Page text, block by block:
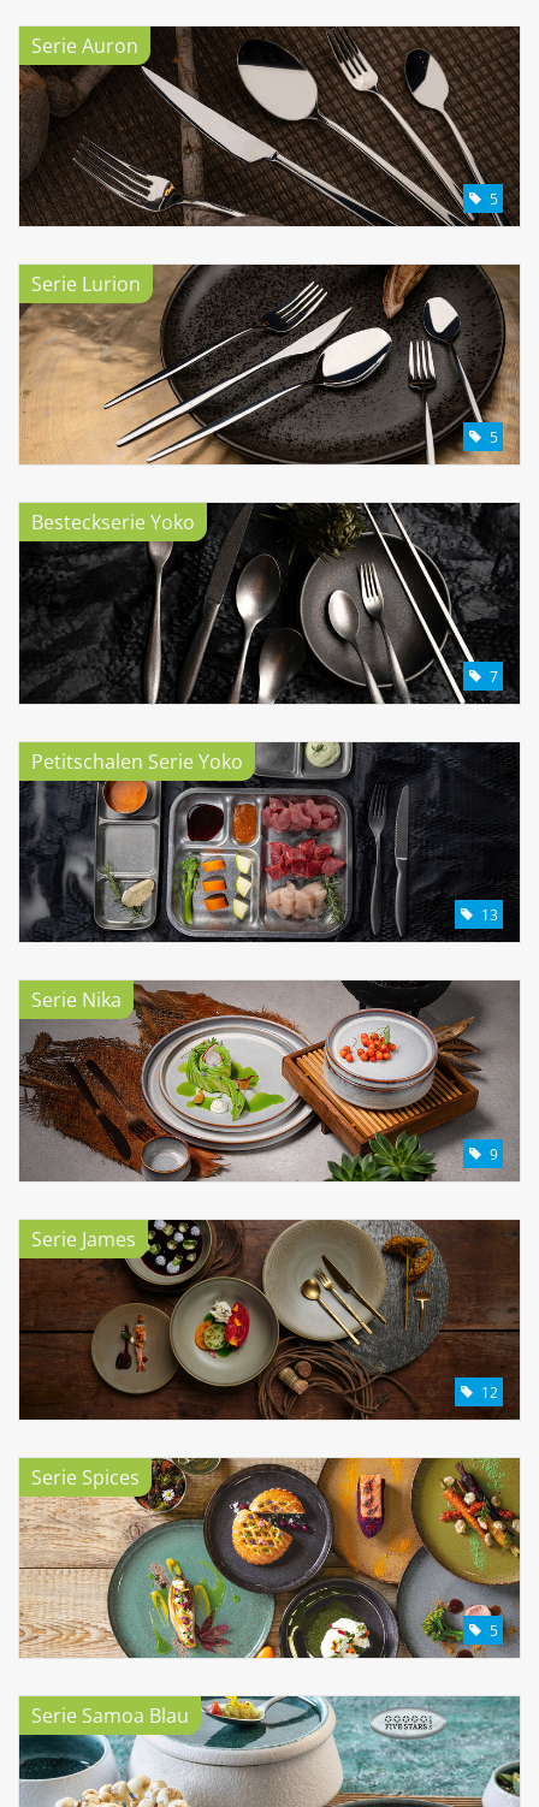
Serie Auron
5
Serie Lurion
5
Besteckserie Yoko
7
Petitschalen Serie Yoko
13
Serie Nika
9
Serie James
12
Serie Spices
5
Serie Samoa Blau